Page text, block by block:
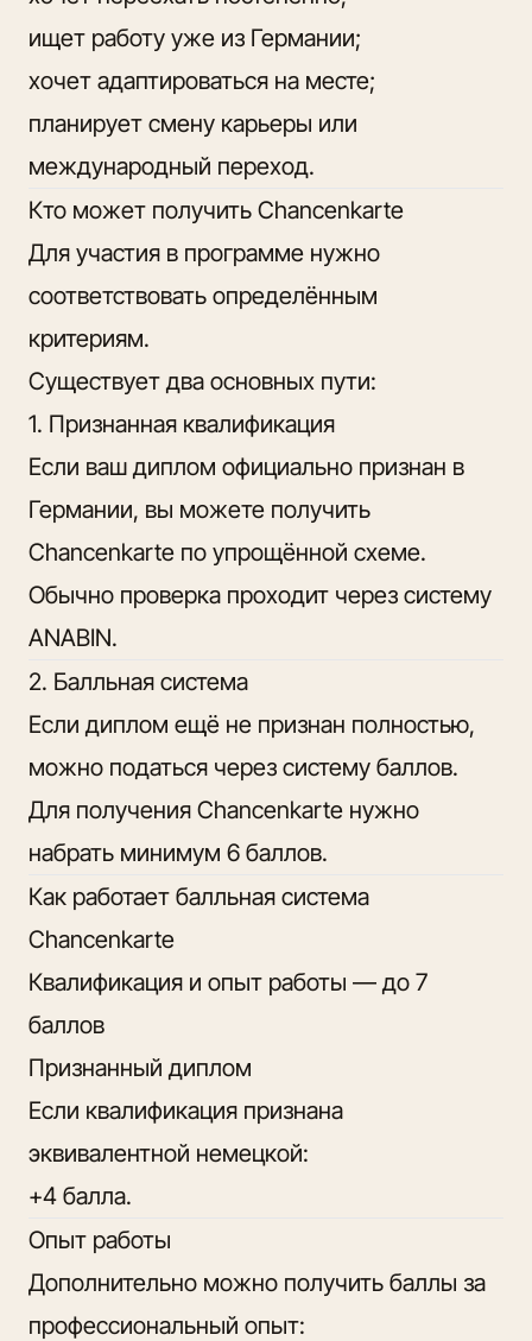
ищет работу уже из Германии;
хочет адаптироваться на месте;
планирует смену карьеры или
международный переход.
Кто может получить Chancenkarte
Для участия в программе нужно
соответствовать определённым
критериям.
Существует два основных пути:
1. Признанная квалификация
Если ваш диплом официально признан в
Германии, вы можете получить
Chancenkarte по упрощённой схеме.
Обычно проверка проходит через систему
ANABIN.
2. Балльная система
Если диплом ещё не признан полностью,
можно податься через систему баллов.
Для получения Chancenkarte нужно
набрать минимум 6 баллов.
Как работает балльная система
Chancenkarte
Квалификация и опыт работы — до 7
баллов
Признанный диплом
Если квалификация признана
эквивалентной немецкой:
+4 балла.
Опыт работы
Дополнительно можно получить баллы за
профессиональный опыт: